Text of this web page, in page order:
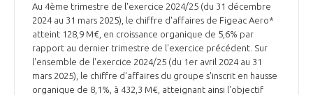
NOS MISSIONS
NOTRE HISTOIRE
LE CONSEIL DU GIFAS
L’ÉQUIPE DU GIFAS
FONCTIONNEMENT
GEADS
ACCOMPAGNEMENT DE NOS ADHÉRENTS
Au 4ème trimestre de l'exercice 2024/25 (du 31 décembre
2024 au 31 mars 2025), le chiffre d'affaires de Figeac Aero*
atteint 128,9 M€, en croissance organique de 5,6% par
rapport au dernier trimestre de l'exercice précédent. Sur
l'ensemble de l'exercice 2024/25 (du 1er avril 2024 au 31
mars 2025), le chiffre d'affaires du groupe s'inscrit en hausse
organique de 8,1%, à 432,3 M€, atteignant ainsi l'objectif